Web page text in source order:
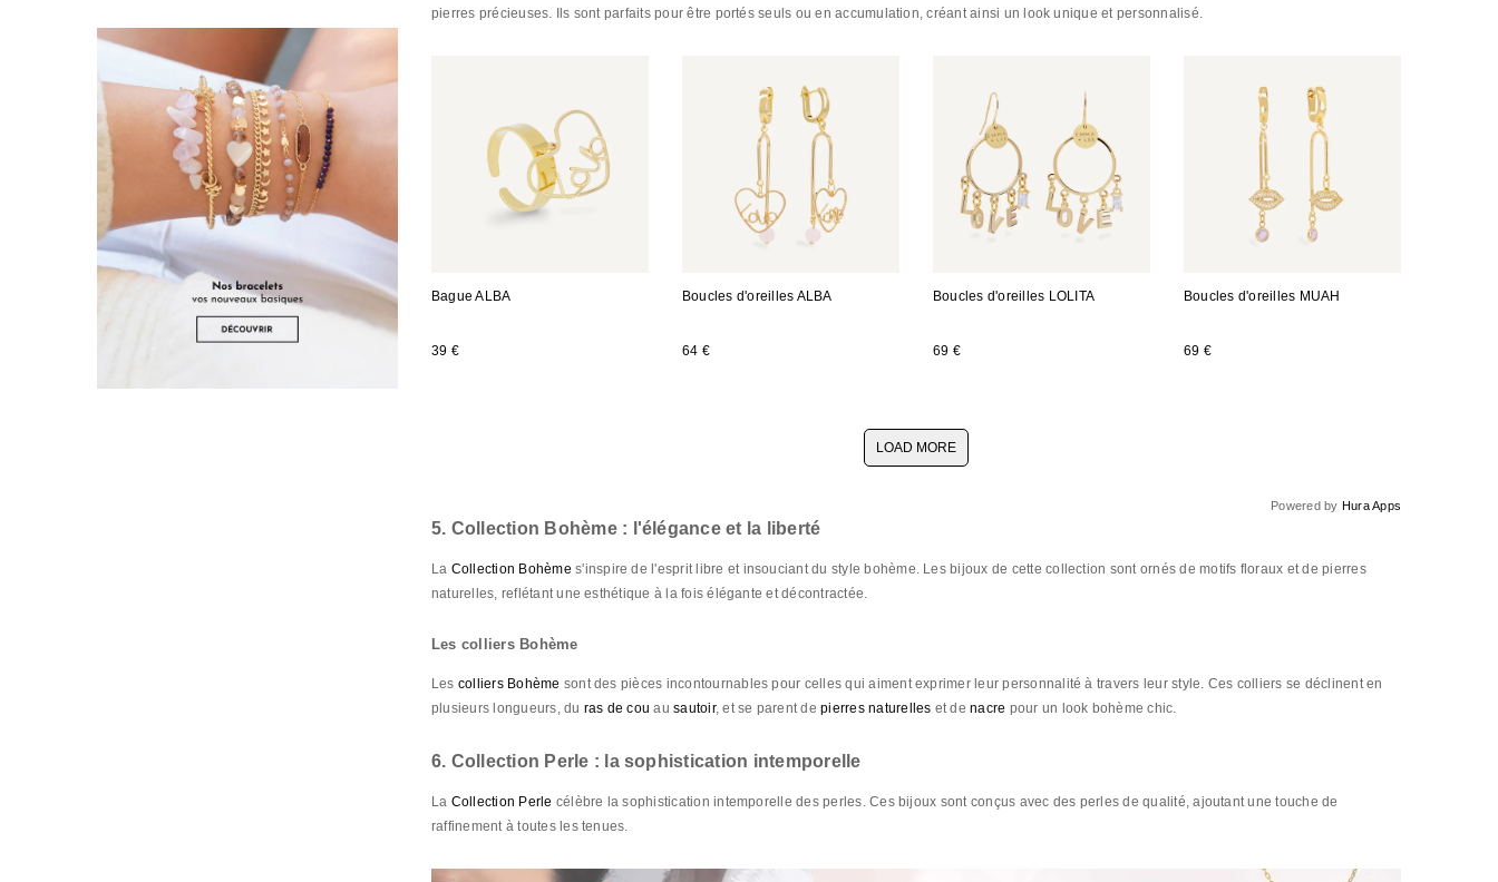
pierres précieuses. Ils sont parfaits pour être portés seuls ou en accumulation, créant ainsi un look unique et personnalisé.
Bague ALBA
39 €
Boucles d'oreilles ALBA
64 €
Boucles d'oreilles LOLITA
69 €
Boucles d'oreilles MUAH
69 €
LOAD MORE
Powered by Hura Apps
5. Collection Bohème : l'élégance et la liberté
La Collection Bohème s'inspire de l'esprit libre et insouciant du style bohème. Les bijoux de cette collection sont ornés de motifs floraux et de pierres
naturelles, reflétant une esthétique à la fois élégante et décontractée.
Les colliers Bohème
Les colliers Bohème sont des pièces incontournables pour celles qui aiment exprimer leur personnalité à travers leur style. Ces colliers se déclinent en
plusieurs longueurs, du ras de cou ausautoir, et se parent depierres naturelles et denacre pour un look bohème chic.
6. Collection Perle : la sophistication intemporelle
La Collection Perle célèbre la sophistication intemporelle des perles. Ces bijoux sont conçus avec des perles de qualité, ajoutant une touche de
raffinement à toutes les tenues.